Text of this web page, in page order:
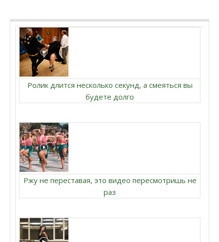
Ролик длится несколько секунд, а смеяться вы
будете долго
Ржу не переставая, это видео пересмотришь не
раз